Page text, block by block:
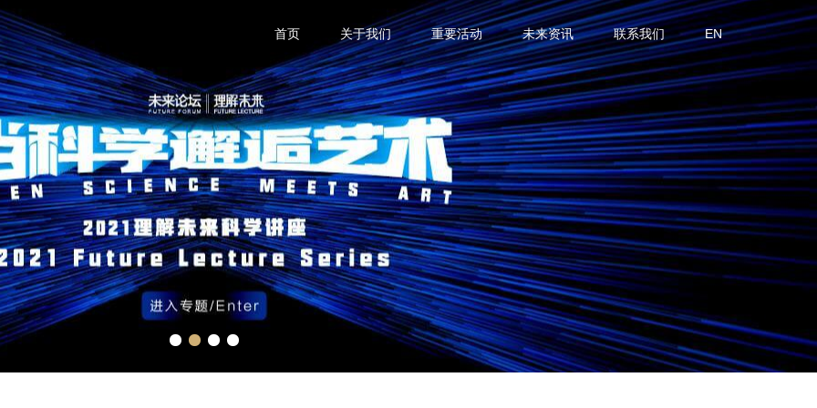
首页 关于我们 重要活动 未来资讯 联系我们 EN